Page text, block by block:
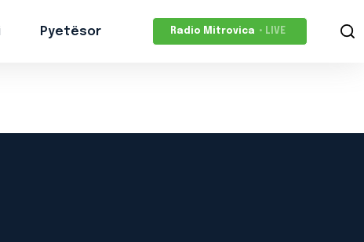
Pyetësor Radio Mitrovica • LIVE